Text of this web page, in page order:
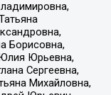
Борисовна,
Юрьевна,
Сергеевна,
Михайловна,